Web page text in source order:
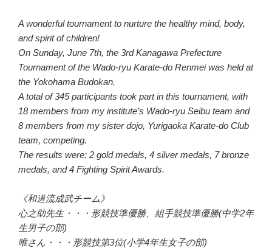
A wonderful tournament to nurture the healthy mind, body,
and spirit of children!
On Sunday, June 7th, the 3rd Kanagawa Prefecture
Tournament of the Wado-ryu Karate-do Renmei was held at
the Yokohama Budokan.
A total of 345 participants took part in this tournament, with
18 members from my institute’s Wado-ryu Seibu team and
8 members from my sister dojo, Yurigaoka Karate-do Club
team, competing.
The results were: 2 gold medals, 4 silver medals, 7 bronze
medals, and 4 Fighting Spirit Awards.
《和道流成武チーム》
心之助先生・・・形競技準優勝、組手競技準優勝(中学2年
生男子の部)
唯さん・・・形競技第3位(小学4年生女子の部)